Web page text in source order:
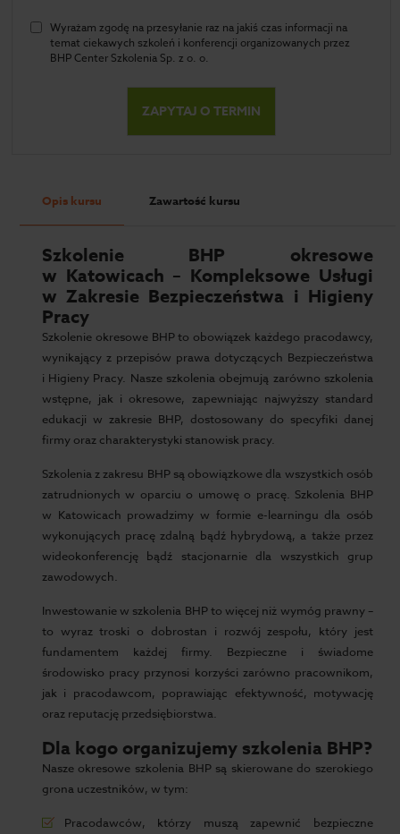
Opis kursu Zawartość kursu
Szkolenie BHP okresowe
w Katowicach – Kompleksowe Usługi
w Zakresie Bezpieczeństwa i Higieny
Pracy
Szkolenie okresowe BHP to obowiązek każdego pracodawcy,
wynikający z przepisów prawa dotyczących Bezpieczeństwa
i Higieny Pracy. Nasze szkolenia obejmują zarówno szkolenia
wstępne, jak i okresowe, zapewniając najwyższy standard
edukacji w zakresie BHP, dostosowany do specyfiki danej
firmy oraz charakterystyki stanowisk pracy.
Szkolenia z zakresu BHP są obowiązkowe dla wszystkich osób
zatrudnionych w oparciu o umowę o pracę. Szkolenia BHP
w Katowicach prowadzimy w formie e-learningu dla osób
wykonujących pracę zdalną bądź hybrydową, a także przez
wideokonferencję bądź stacjonarnie dla wszystkich grup
zawodowych.
Inwestowanie w szkolenia BHP to więcej niż wymóg prawny –
to wyraz troski o dobrostan i rozwój zespołu, który jest
fundamentem każdej firmy. Bezpieczne i świadome
środowisko pracy przynosi korzyści zarówno pracownikom,
jak i pracodawcom, poprawiając efektywność, motywację
oraz reputację przedsiębiorstwa.
Dla kogo organizujemy szkolenia BHP?
Nasze okresowe szkolenia BHP są skierowane do szerokiego
grona uczestników, w tym:
Pracodawców, którzy muszą zapewnić bezpieczne
Wyrażam zgodę na przesyłanie raz na jakiś czas informacji na
temat ciekawych szkoleń i konferencji organizowanych przez
BHP Center Szkolenia Sp. z o. o.